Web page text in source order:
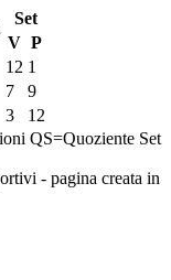
Set
V P
12 1
7
9
3
12
QS=Quoziente Set
- pagina creata in